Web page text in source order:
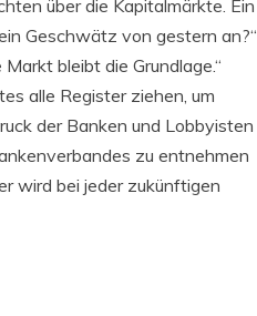
über die Kapitalmärkte. Ein
Geschwätz von gestern an?“
bleibt die Grundlage.“
alle Register ziehen, um
der Banken und Lobbyisten
zu entnehmen
wird bei jeder zukünftigen